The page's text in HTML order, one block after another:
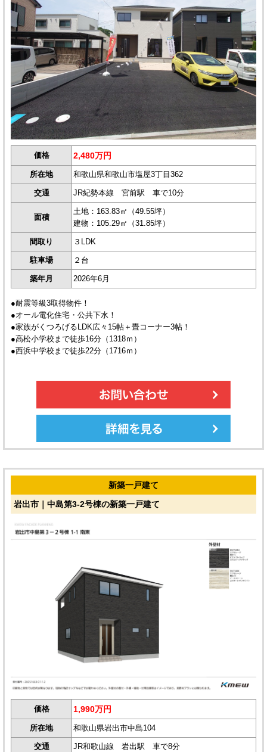
価格 2,480万円
所在地 和歌山県和歌山市塩屋3丁目362
交通 JR紀勢本線 宮前駅 車で10分
面積
土地：163.83㎡（49.55坪）
建物：105.29㎡（31.85坪）
間取り ３LDK
駐車場 ２台
築年月 2026年6月
●耐震等級3取得物件！
●オール電化住宅・公共下水！
●家族がくつろげるLDK広々15帖＋畳コーナー3帖！
●高松小学校まで徒歩16分（1318ｍ）
●西浜中学校まで徒歩22分（1716ｍ）
新築一戸建て
岩出市｜中島第3-2号棟の新築一戸建て
価格 1,990万円
所在地 和歌山県岩出市中島104
交通 JR和歌山線 岩出駅 車で8分